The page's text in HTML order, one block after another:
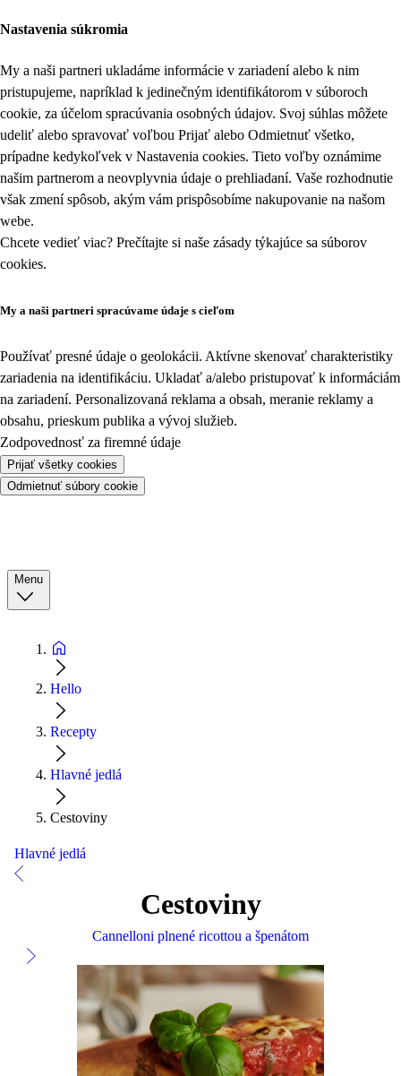
Nastavenia súkromia
My a naši partneri ukladáme informácie v zariadení alebo k nim
pristupujeme, napríklad k jedinečným identifikátorom v súboroch
cookie, za účelom spracúvania osobných údajov. Svoj súhlas môžete
udeliť alebo spravovať voľbou Prijať alebo Odmietnuť všetko,
prípadne kedykoľvek v Nastavenia cookies. Tieto voľby oznámime
našim partnerom a neovplyvnia údaje o prehliadaní. Vaše rozhodnutie
však zmení spôsob, akým vám prispôsobíme nakupovanie na našom
webe.
Chcete vedieť viac? Prečítajte si naše zásady týkajúce sa súborov
cookies.
My a naši partneri spracúvame údaje s cieľom
Používať presné údaje o geolokácii. Aktívne skenovať charakteristiky
zariadenia na identifikáciu. Ukladať a/alebo pristupovať k informáciám
na zariadení. Personalizovaná reklama a obsah, meranie reklamy a
obsahu, prieskum publika a vývoj služieb.
Zodpovednosť za firemné údaje
Prijať všetky cookies
Odmietnuť súbory cookie
Menu
Hello
Recepty
Hlavné jedlá
Cestoviny
Hlavné jedlá
Cestoviny
Cannelloni plnené ricottou a špenátom